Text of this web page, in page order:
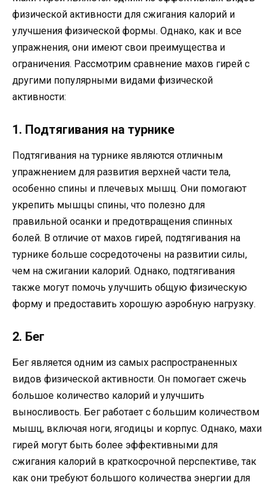
физической активности для сжигания калорий и
улучшения физической формы. Однако, как и все
упражнения, они имеют свои преимущества и
ограничения. Рассмотрим сравнение махов гирей с
другими популярными видами физической
активности:
1. Подтягивания на турнике
Подтягивания на турнике являются отличным
упражнением для развития верхней части тела,
особенно спины и плечевых мышц. Они помогают
укрепить мышцы спины, что полезно для
правильной осанки и предотвращения спинных
болей. В отличие от махов гирей, подтягивания на
турнике больше сосредоточены на развитии силы,
чем на сжигании калорий. Однако, подтягивания
также могут помочь улучшить общую физическую
форму и предоставить хорошую аэробную нагрузку.
2. Бег
Бег является одним из самых распространенных
видов физической активности. Он помогает сжечь
большое количество калорий и улучшить
выносливость. Бег работает с большим количеством
мышц, включая ноги, ягодицы и корпус. Однако, махи
гирей могут быть более эффективными для
сжигания калорий в краткосрочной перспективе, так
как они требуют большого количества энергии для